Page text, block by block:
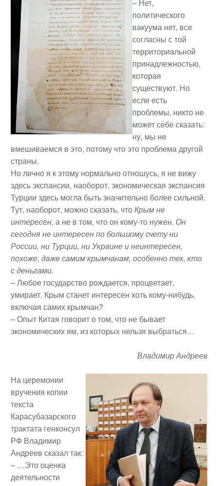
– Нет,
политического
вакуума нет, все
согласны с той
территориальной
принадлежностью,
которая
существуют. Но
если есть
проблемы, никто не
может себе сказать:
ну, мы не
вмешиваемся в это, потому что это проблема другой
страны.
Но лично я к этому нормально отношусь, я не вижу
здесь экспансии, наоборот, экономическая экспансия
Турции здесь могла быть значительно более сильной.
Тут, наоборот, можно сказать, чтоКрым не
интересен, а не в том, что он кому-то нужен. Он
сегодня не интересен по большому счету ни
России, ни Турции, ни Украине и неинтересен,
похоже, даже самим крымчанам, особенно тех, кто
с деньгами.
– Любое государство рождается, процветает,
умирает. Крым станет интересен хоть кому-нибудь,
включая самих крымчан?
– Опыт Китая говорит о том, что не бывает
экономических ям, из которых нельзя выбраться…
Владимир Андреев
На церемонии
вручения копии
текста
Карасубазарского
трактата генконсул
РФ Владимир
Андреев сказал так:
– …Это оценка
деятельности